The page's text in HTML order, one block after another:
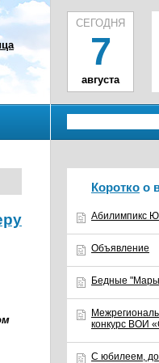
СЕГОДНЯ
7
августа
Коротко о
Абилимпикс
Объявление
Бедные
конкурс ВОИ
С юбилеем,